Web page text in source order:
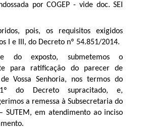
por COGEP - vide doc. SEI
pois, os requisitos exigidos
I e III, do Decreto nº 54.851/2014.
do exposto, submetemos o
para ratificação do parecer de
Vossa Senhoria, nos termos do
do Decreto supracitado, e,
a remessa à Subsecretaria do
SUTEM, em atendimento ao inciso